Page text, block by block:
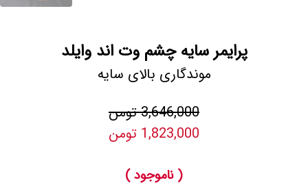
پرایمر سایه چشم وت اند وایلد
موندگاری بالای سایه
3,646,000 تومن
1,823,000 تومن
( ناموجود )